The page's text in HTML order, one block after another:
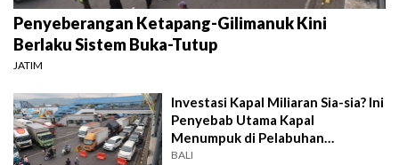
Penyeberangan Ketapang-Gilimanuk Kini
Berlaku Sistem Buka-Tutup
JATIM
Investasi Kapal Miliaran Sia-sia? Ini
Penyebab Utama Kapal
Menumpuk di Pelabuhan
Ketapang
BALI